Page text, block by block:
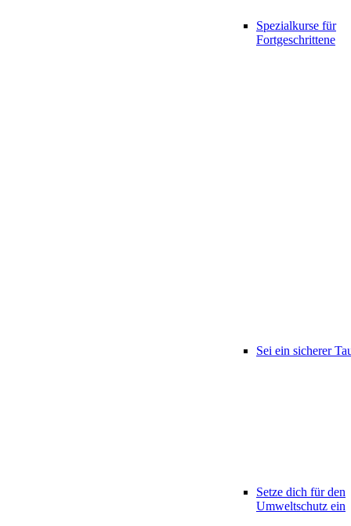
Spezialkurse für
Fortgeschrittene
Sei ein sicherer
Setze dich für den
Umweltschutz ein